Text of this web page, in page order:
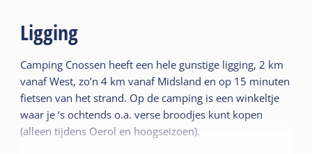
Ligging
Camping Cnossen heeft een hele gunstige ligging, 2 km
vanaf West, zo’n 4 km vanaf Midsland en op 15 minuten
fietsen van het strand. Op de camping is een winkeltje
waar je ‘s ochtends o.a. verse broodjes kunt kopen
(alleen tijdens Oerol en hoogseizoen).